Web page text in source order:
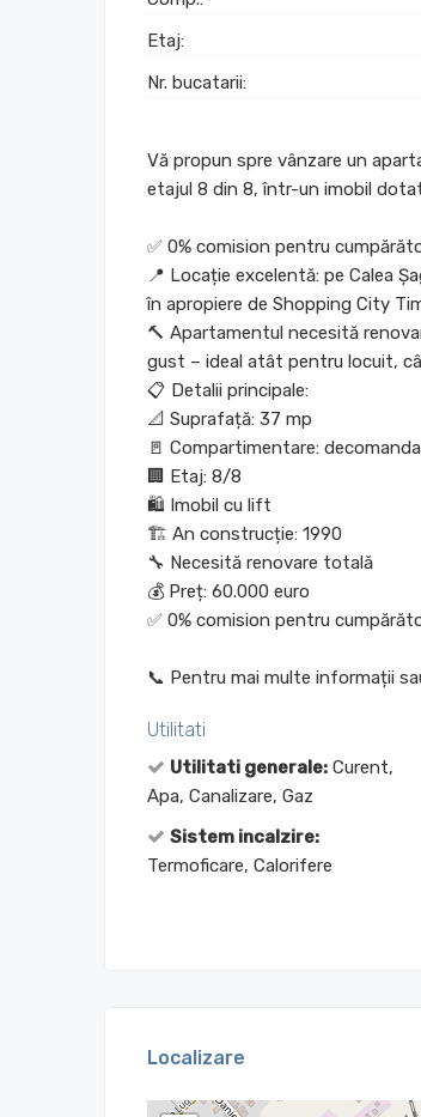
Etaj:
Nr. bucatarii:
Vă propun spre vânzare un
etajul 8 din 8, într-un imobil
✅ 0% comision pentru
📍 Locație excelentă: pe Calea
în apropiere de Shopping City
🔨 Apartamentul necesită
gust – ideal atât pentru locuit,
📋 Detalii principale:
📐 Suprafață: 37 mp
🚪 Compartimentare:
🏢 Etaj: 8/8
🛍️ Imobil cu lift
🏗️ An construcție: 1990
🔧 Necesită renovare totală
💰 Preț: 60.000 euro
✅ 0% comision pentru
📞 Pentru mai multe informații
Utilitati
Utilitati generale: Curent,
Apa, Canalizare, Gaz
Sistem incalzire:
Termoficare, Calorifere
Localizare